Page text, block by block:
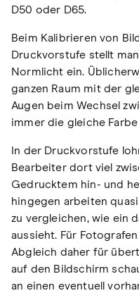
D50 oder D65.
Beim Kalibrieren von
Druckvorstufe stellt
Normlicht ein.
ganzen Raum mit der
Augen beim Wechsel
immer die gleiche Farbe
In der Druckvorstufe
Bearbeiter dort viel
Gedrucktem hin- und
hingegen arbeiten
zu vergleichen, wie ein
aussieht. Für
Abgleich daher für
auf den Bildschirm
an einen eventuell